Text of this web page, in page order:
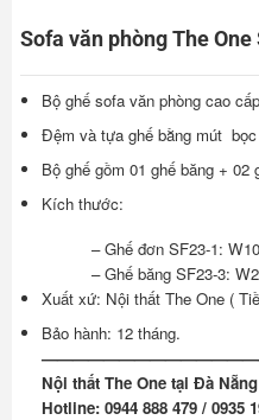
Sofa văn phòng The One
Bộ ghế sofa văn phòng cao
Đệm và tựa ghế bằng mút
Bộ ghế gồm 01 ghế băng + 02
Kích thước:
– Ghế đơn SF23-1:
– Ghế băng SF23-3:
Xuất xứ: Nội thất The One (
Bảo hành: 12 tháng.
Nội thất The One tại Đà
Hotline: 0944 888 479 / 0935